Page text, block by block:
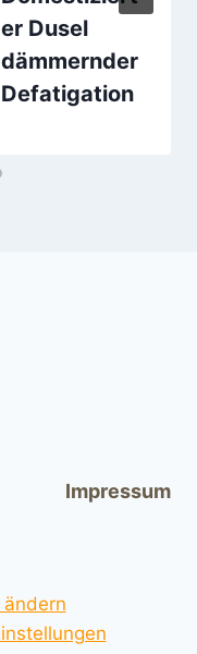
er Dusel
dämmernder
Defatigation
Impressum